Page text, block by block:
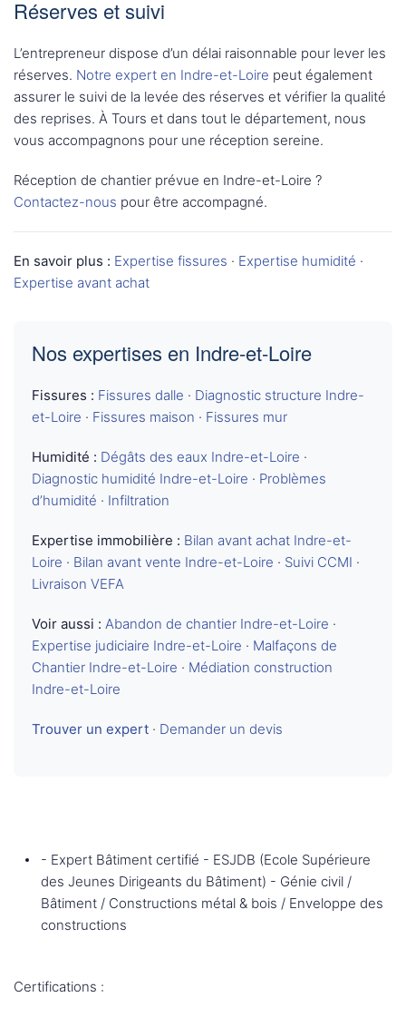
Réserves et suivi
L’entrepreneur dispose d’un délai raisonnable pour lever les
réserves. Notre expert en Indre-et-Loire peut également
assurer le suivi de la levée des réserves et vérifier la qualité
des reprises. À Tours et dans tout le département, nous
vous accompagnons pour une réception sereine.
Réception de chantier prévue en Indre-et-Loire ?
Contactez-nous pour être accompagné.
En savoir plus : Expertise fissures · Expertise humidité ·
Expertise avant achat
Nos expertises en Indre-et-Loire
Fissures : Fissures dalle · Diagnostic structure Indre-
et-Loire · Fissures maison · Fissures mur
Humidité : Dégâts des eaux Indre-et-Loire ·
Diagnostic humidité Indre-et-Loire · Problèmes
d’humidité · Infiltration
Expertise immobilière : Bilan avant achat Indre-et-
Loire · Bilan avant vente Indre-et-Loire · Suivi CCMI ·
Livraison VEFA
Voir aussi : Abandon de chantier Indre-et-Loire ·
Expertise judiciaire Indre-et-Loire · Malfaçons de
Chantier Indre-et-Loire · Médiation construction
Indre-et-Loire
Trouver un expert · Demander un devis
- Expert Bâtiment certifié - ESJDB (Ecole Supérieure
des Jeunes Dirigeants du Bâtiment) - Génie civil /
Bâtiment / Constructions métal & bois / Enveloppe des
constructions
Certifications :